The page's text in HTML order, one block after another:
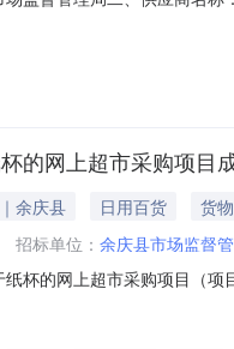
服务要求或标
的网上超市采购项目
余庆县 日用百货
货物
招标单位： 余庆县市场监督
杯的网上超市采购项目（
在行政区划名称:贵州省遵